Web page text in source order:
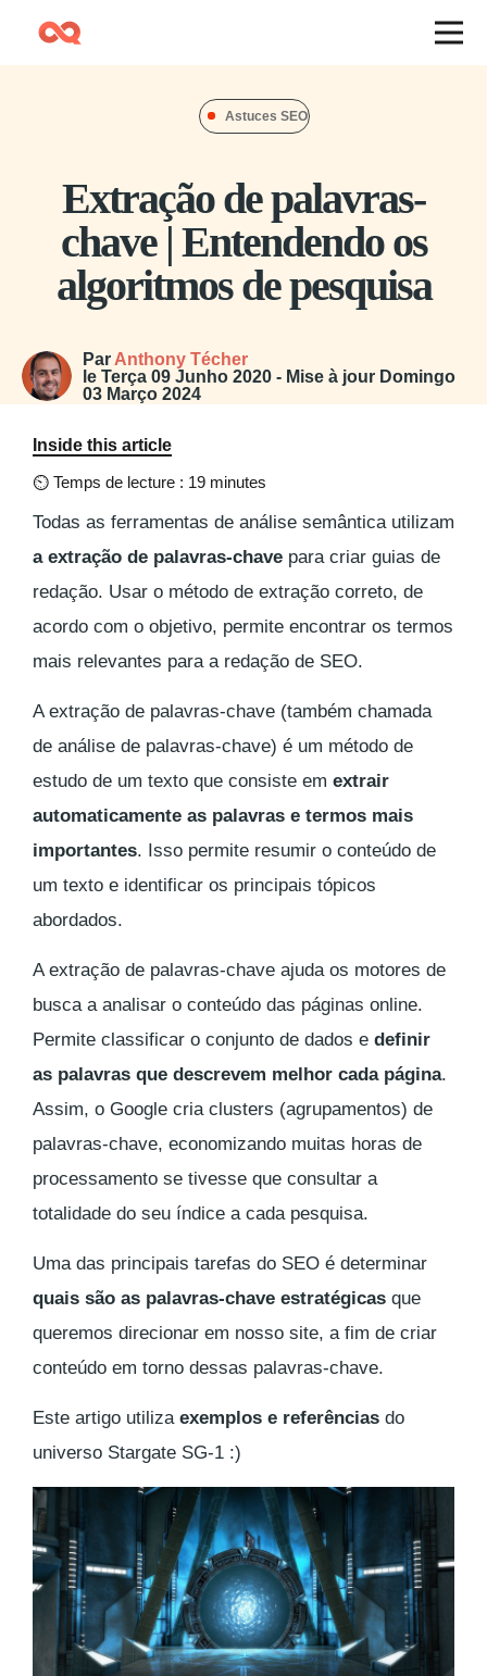
Astuces SEO
Extração de palavras-
chave | Entendendo os
algoritmos de pesquisa
Par Anthony Técher
le Terça 09 Junho 2020 - Mise à jour Domingo
03 Março 2024
Inside this article
⏲ Temps de lecture : 19 minutes
Todas as ferramentas de análise semântica utilizam
a extração de palavras-chave para criar guias de
redação. Usar o método de extração correto, de
acordo com o objetivo, permite encontrar os termos
mais relevantes para a redação de SEO.
A extração de palavras-chave (também chamada
de análise de palavras-chave) é um método de
estudo de um texto que consiste em extrair
automaticamente as palavras e termos mais
importantes. Isso permite resumir o conteúdo de
um texto e identificar os principais tópicos
abordados.
A extração de palavras-chave ajuda os motores de
busca a analisar o conteúdo das páginas online.
Permite classificar o conjunto de dados e definir
as palavras que descrevem melhor cada página.
Assim, o Google cria clusters (agrupamentos) de
palavras-chave, economizando muitas horas de
processamento se tivesse que consultar a
totalidade do seu índice a cada pesquisa.
Uma das principais tarefas do SEO é determinar
quais são as palavras-chave estratégicas que
queremos direcionar em nosso site, a fim de criar
conteúdo em torno dessas palavras-chave.
Este artigo utiliza exemplos e referências do
universo Stargate SG-1 :)